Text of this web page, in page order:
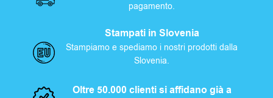
pagamento.
Stampati in Slovenia
Stampiamo e spediamo i nostri prodotti dalla
Slovenia.
Oltre 50.000 clienti si affidano già a